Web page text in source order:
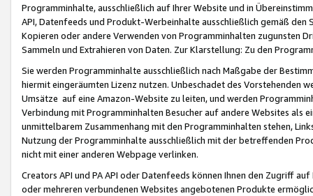
Programminhalte, ausschließlich auf Ihrer Website und in
API, Datenfeeds und Produkt-Werbeinhalte ausschließlich gemäß
Kopieren oder andere Verwenden von Programminhalten zugunsten
Sammeln und Extrahieren von Daten. Zur Klarstellung: Zu den
Sie werden Programminhalte ausschließlich nach Maßgabe der
hiermit eingeräumten Lizenz nutzen. Unbeschadet des Vorstehenden
Umsätze auf eine Amazon-Website zu leiten, und werden
Verbindung mit Programminhalten Besucher auf andere Websites als
unmittelbarem Zusammenhang mit den Programminhalten stehen,
Nutzung der Programminhalte ausschließlich mit der betreffenden
nicht mit einer anderen Webpage verlinken.
Creators API und PA API oder Datenfeeds können Ihnen den Zugriff
oder mehreren verbundenen Websites angebotenen Produkte